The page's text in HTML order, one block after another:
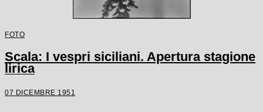
FOTO
Scala: I vespri siciliani. Apertura stagione
lirica
07 DICEMBRE 1951